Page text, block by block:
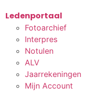
Ledenportaal
Fotoarchief
Interpres
Notulen
ALV
Jaarrekeningen
Mijn Account